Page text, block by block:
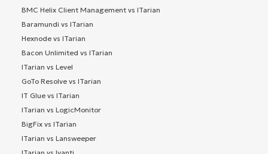
BMC Helix Client Management vs ITarian
Baramundi vs ITarian
Hexnode vs ITarian
Bacon Unlimited vs ITarian
ITarian vs Level
GoTo Resolve vs ITarian
IT Glue vs ITarian
ITarian vs LogicMonitor
BigFix vs ITarian
ITarian vs Lansweeper